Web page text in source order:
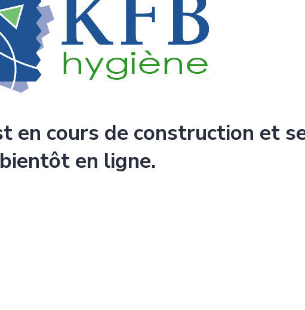
en cours de construction et
bientôt en ligne.